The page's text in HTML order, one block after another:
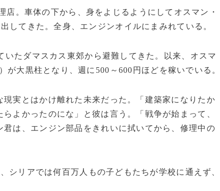
店。車体の下から、身をよじるようにしてオスマン・
してきた。全身、エンジンオイルにまみれている。
たダマスカス東郊から避難してきた。以来、オスマ
が大黒柱となり、週に500～600円ほどを稼いでいる
実とはかけ離れた未来だった。「建築家になりたか
よかったのにな」と彼は言う。「戦争が始まって、
は、エンジン部品をきれいに拭いてから、修理中の
シリアでは何百万人もの子どもたちが学校に通えず、